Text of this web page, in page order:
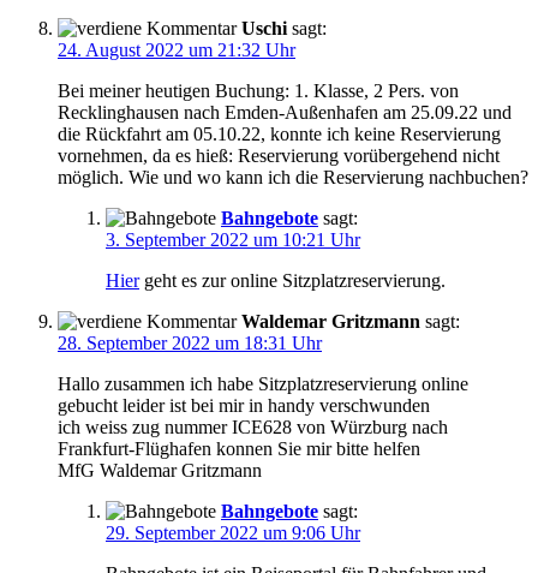
Uschi sagt:
24. August 2022 um 21:32 Uhr
Bei meiner heutigen Buchung: 1. Klasse, 2 Pers. von
Recklinghausen nach Emden-Außenhafen am 25.09.22 und
die Rückfahrt am 05.10.22, konnte ich keine Reservierung
vornehmen, da es hieß: Reservierung vorübergehend nicht
möglich. Wie und wo kann ich die Reservierung nachbuchen?
Bahngebote sagt:
3. September 2022 um 10:21 Uhr
Hiergeht es zur online Sitzplatzreservierung.
Waldemar Gritzmann sagt:
28. September 2022 um 18:31 Uhr
Hallo zusammen ich habe Sitzplatzreservierung online
gebucht leider ist bei mir in handy verschwunden
ich weiss zug nummer ICE628 von Würzburg nach
Frankfurt-Flüghafen konnen Sie mir bitte helfen
MfG Waldemar Gritzmann
Bahngebote sagt:
29. September 2022 um 9:06 Uhr